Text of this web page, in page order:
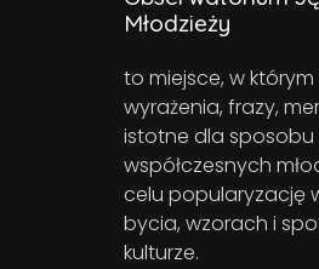
Młodzieży
to miejsce, w
wyrażenia, frazy,
istotne dla sposobu
współczesnych
celu popularyzację
bycia, wzorach i
kulturze.